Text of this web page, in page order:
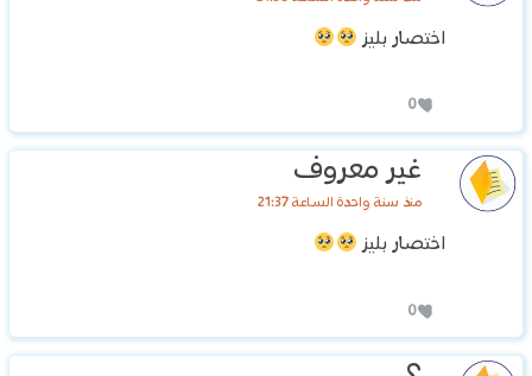
اختصار بليز
0
غير معروف
منذ سنة واحدة الساعة 21:37
اختصار بليز
0